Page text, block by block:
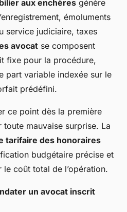
aux enchères génère
émoluments
service judiciaire, taxes
avocat se composent
fixe pour la procédure,
part variable indexée sur le
prédéfini.
ce point dès la première
toute mauvaise surprise. La
tarifaire des honoraires
budgétaire précise et
le coût total de l’opération.
un avocat inscrit